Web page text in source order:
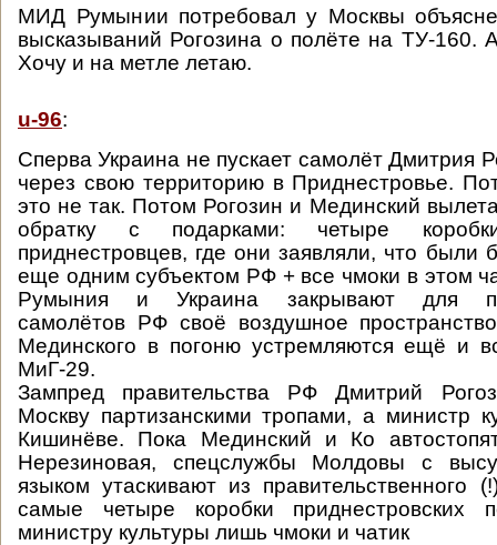
МИД Румынии потребовал у Москвы
высказываний Рогозина о полёте на ТУ-160.
Хочу и на метле летаю.
u-96:
Сперва Украина не пускает самолёт Дмитрия
через свою территорию в Приднестровье.
это не так. Потом Рогозин и Мединский
обратку с подарками: четыре
приднестровцев, где они заявляли, что были
еще одним субъектом РФ + все чмоки в этом
Румыния и Украина закрывают для
самолётов РФ своё воздушное
Мединского в погоню устремляются ещё и
МиГ-29.
Зампред правительства РФ Дмитрий
Москву партизанскими тропами, а министр
Кишинёве. Пока Мединский и Ко
Нерезиновая, спецслужбы Молдовы с
языком утаскивают из правительственного
самые четыре коробки приднестровских
министру культуры лишь чмоки и чатик